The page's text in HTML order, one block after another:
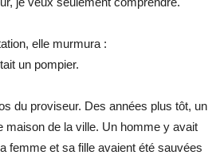
elle murmura :
un pompier.
du proviseur. Des années plus tôt, un
maison de la ville. Un homme y avait
femme et sa fille avaient été sauvées